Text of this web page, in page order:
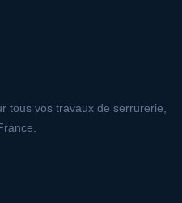
tous vos travaux de serrurerie,